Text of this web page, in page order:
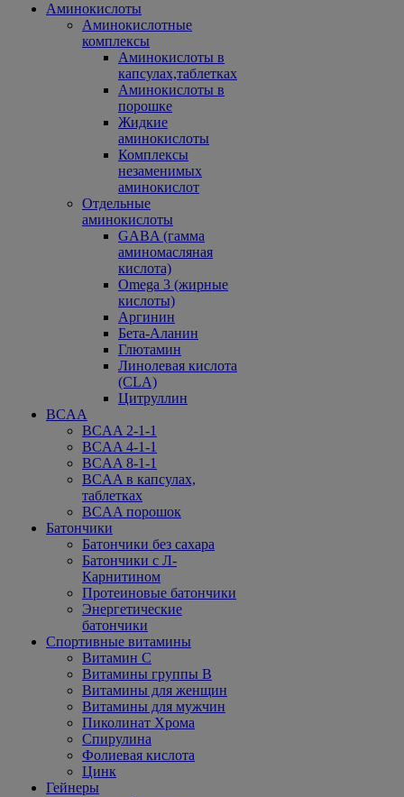
Аминокислоты
Аминокислотные
комплексы
Аминокислоты в
капсулах,таблетках
Аминокислоты в
порошке
Жидкие
аминокислоты
Комплексы
незаменимых
аминокислот
Отдельные
аминокислоты
GABA (гамма
аминомасляная
кислота)
Omega 3 (жирные
кислоты)
Аргинин
Бета-Аланин
Глютамин
Линолевая кислота
(CLA)
Цитруллин
BCAA
BCAA 2-1-1
BCAA 4-1-1
BCAA 8-1-1
BCAA в капсулах,
таблетках
BCAA порошок
Батончики
Батончики без сахара
Батончики с Л-
Карнитином
Протеиновые батончики
Энергетические
батончики
Спортивные витамины
Витамин С
Витамины группы В
Витамины для женщин
Витамины для мужчин
Пиколинат Хрома
Спирулина
Фолиевая кислота
Цинк
Гейнеры